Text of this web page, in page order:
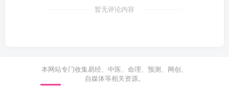
暂无评论内容
本网站专门收集易经、中医、命理、预测、网创、
自媒体等相关资源。